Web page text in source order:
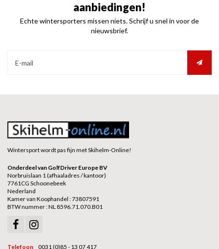
aanbiedingen!
Echte wintersporters missen niets. Schrijf u snel in voor de
nieuwsbrief.
Wintersport wordt pas fijn met Skihelm-Online!
Onderdeel van GolfDriver Europe BV
Norbruislaan 1 (afhaaladres / kantoor)
7761CG Schoonebeek
Nederland
Kamer van Koophandel : 73807591
BTW nummer : NL 8596.71.070.B01
Telefoon 0031 (0)85 - 13 07 417